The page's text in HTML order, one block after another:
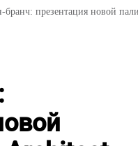
бранч: презентация новой